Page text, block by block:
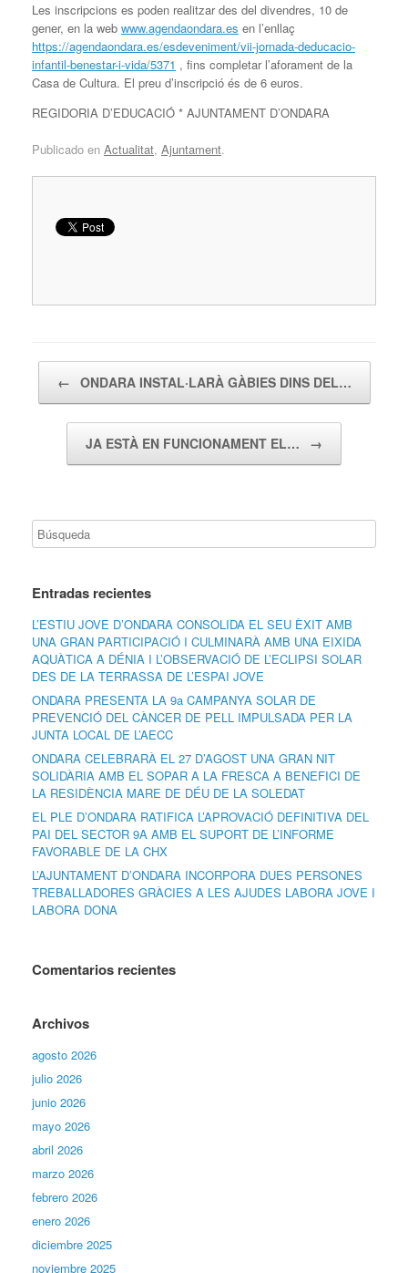
Les inscripcions es poden realitzar des del divendres, 10 de
gener, en la web www.agendaondara.es en l’enllaç
https://agendaondara.es/esdeveniment/vii-jornada-deducacio-
infantil-benestar-i-vida/5371 , fins completar l’aforament de la
Casa de Cultura. El preu d’inscripció és de 6 euros.
REGIDORIA D’EDUCACIÓ * AJUNTAMENT D’ONDARA
Publicado en Actualitat, Ajuntament.
← ONDARA INSTAL·LARÀ GÀBIES DINS DEL…
JA ESTÀ EN FUNCIONAMENT EL… →
Entradas recientes
L’ESTIU JOVE D’ONDARA CONSOLIDA EL SEU ÈXIT AMB
UNA GRAN PARTICIPACIÓ I CULMINARÀ AMB UNA EIXIDA
AQUÀTICA A DÉNIA I L’OBSERVACIÓ DE L’ECLIPSI SOLAR
DES DE LA TERRASSA DE L’ESPAI JOVE
ONDARA PRESENTA LA 9a CAMPANYA SOLAR DE
PREVENCIÓ DEL CÀNCER DE PELL IMPULSADA PER LA
JUNTA LOCAL DE L’AECC
ONDARA CELEBRARÀ EL 27 D’AGOST UNA GRAN NIT
SOLIDÀRIA AMB EL SOPAR A LA FRESCA A BENEFICI DE
LA RESIDÈNCIA MARE DE DÉU DE LA SOLEDAT
EL PLE D’ONDARA RATIFICA L’APROVACIÓ DEFINITIVA DEL
PAI DEL SECTOR 9A AMB EL SUPORT DE L’INFORME
FAVORABLE DE LA CHX
L’AJUNTAMENT D’ONDARA INCORPORA DUES PERSONES
TREBALLADORES GRÀCIES A LES AJUDES LABORA JOVE I
LABORA DONA
Comentarios recientes
Archivos
agosto 2026
julio 2026
junio 2026
mayo 2026
abril 2026
marzo 2026
febrero 2026
enero 2026
diciembre 2025
noviembre 2025